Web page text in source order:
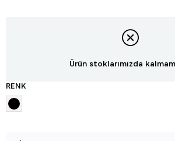
Ürün stoklarımızda
RENK